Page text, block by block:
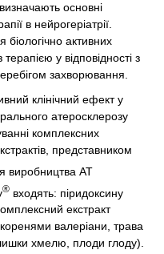
основні
в нейрогеріатрії.
активних
у відповідності з
захворювання.
клінічний ефект у
атеросклерозу
комплексних
представником
виробництва АТ
® входять: піридоксину
екстракт
валеріани, трава
хмелю, плоди глоду).